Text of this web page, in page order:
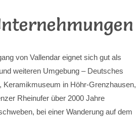
von Vallendar eignet sich gut als
weiteren Umgebung – Deutsches
in Höhr-Grenzhausen,
Rheinufer über 2000 Jahre
bei einer Wanderung auf dem